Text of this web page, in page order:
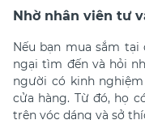
Nhờ nhân viên tư
Nếu bạn mua sắm
ngại tìm đến và hỏi
người có kinh
cửa hàng. Từ đó, họ
trên vóc dáng và sở